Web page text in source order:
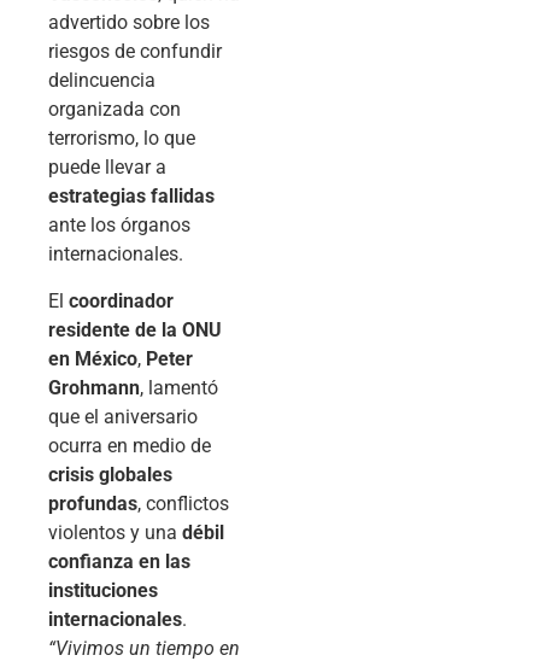
advertido sobre los
riesgos de confundir
delincuencia
organizada con
terrorismo, lo que
puede llevar a
estrategias fallidas
ante los órganos
internacionales.
El coordinador
residente de la ONU
en México, Peter
Grohmann, lamentó
que el aniversario
ocurra en medio de
crisis globales
profundas, conflictos
violentos y una débil
confianza en las
instituciones
internacionales.
“Vivimos un tiempo en